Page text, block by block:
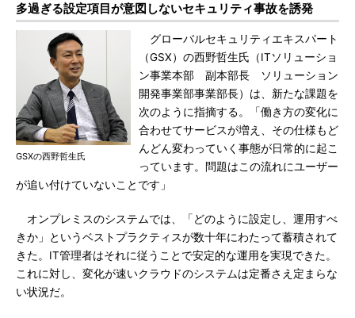
多過ぎる設定項目が意図しないセキュリティ事故を誘発
GSXの西野哲生氏
グローバルセキュリティエキスパート
（GSX）の西野哲生氏（ITソリューショ
ン事業本部 副本部長 ソリューション
開発事業部事業部長）は、新たな課題を
次のように指摘する。「働き方の変化に
合わせてサービスが増え、その仕様もど
んどん変わっていく事態が日常的に起こ
っています。問題はこの流れにユーザー
が追い付けていないことです」
オンプレミスのシステムでは、「どのように設定し、運用すべ
きか」というベストプラクティスが数十年にわたって蓄積されて
きた。IT管理者はそれに従うことで安定的な運用を実現できた。
これに対し、変化が速いクラウドのシステムは定番さえ定まらな
い状況だ。